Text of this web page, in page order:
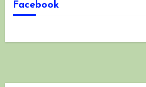
Facebook